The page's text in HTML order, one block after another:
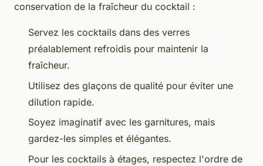
conservation de la fraîcheur du cocktail :
Servez les cocktails dans des verres
préalablement refroidis pour maintenir la
fraîcheur.
Utilisez des glaçons de qualité pour éviter une
dilution rapide.
Soyez imaginatif avec les garnitures, mais
gardez-les simples et élégantes.
Pour les cocktails à étages, respectez l'ordre de